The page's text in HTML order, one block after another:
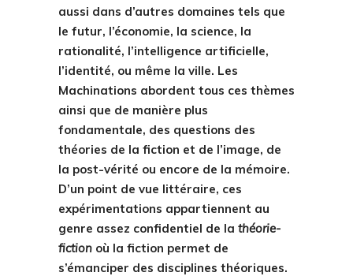
aussi dans d’autres domaines tels que
le futur, l’économie, la science, la
rationalité, l’intelligence artificielle,
l’identité, ou même la ville. Les
Machinations abordent tous ces thèmes
ainsi que de manière plus
fondamentale, des questions des
théories de la fiction et de l’image, de
la post-vérité ou encore de la mémoire.
D’un point de vue littéraire, ces
expérimentations appartiennent au
genre assez confidentiel de la théorie-
fiction où la fiction permet de
s’émanciper des disciplines théoriques.